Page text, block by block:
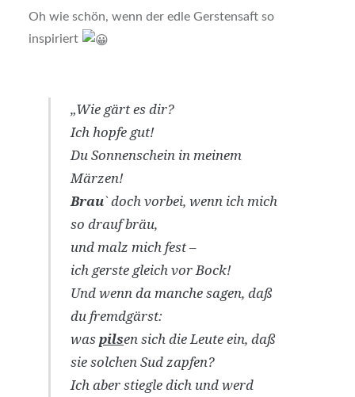
Oh wie schön, wenn der edle Gerstensaft so
inspiriert
„Wie gärt es dir?
Ich hopfe gut!
Du Sonnenschein in meinem
Märzen!
Brau` doch vorbei, wenn ich mich
so drauf bräu,
und malz mich fest –
ich gerste gleich vor Bock!
Und wenn da manche sagen, daß
du fremdgärst:
waspilsen sich die Leute ein, daß
sie solchen Sud zapfen?
Ich aber stiegle dich und werd